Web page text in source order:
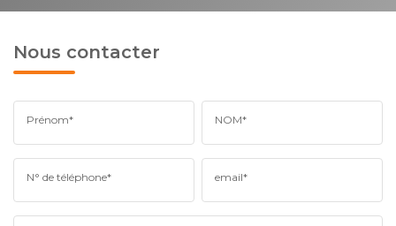
Nous contacter
Prénom* NOM*
N° de téléphone* email*